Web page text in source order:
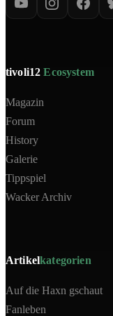
tivoli12Ecosystem
Magazin
Forum
History
Galerie
Tippspiel
Wacker Archiv
Artikelkategorien
Auf die Haxn gschaut
Fanleben